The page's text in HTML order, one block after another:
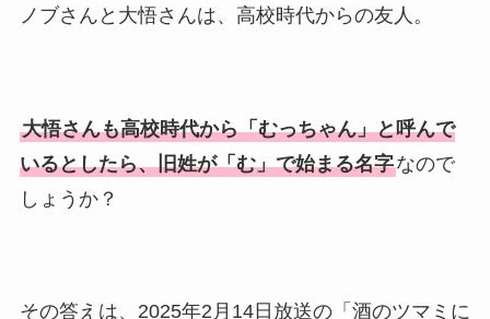
ノブさんと大悟さんは、高校時代からの友人。
大悟さんも高校時代から「むっちゃん」と呼んで
いるとしたら、旧姓が「む」で始まる名字なので
しょうか？
その答えは、2025年2月14日放送の「酒のツマミに